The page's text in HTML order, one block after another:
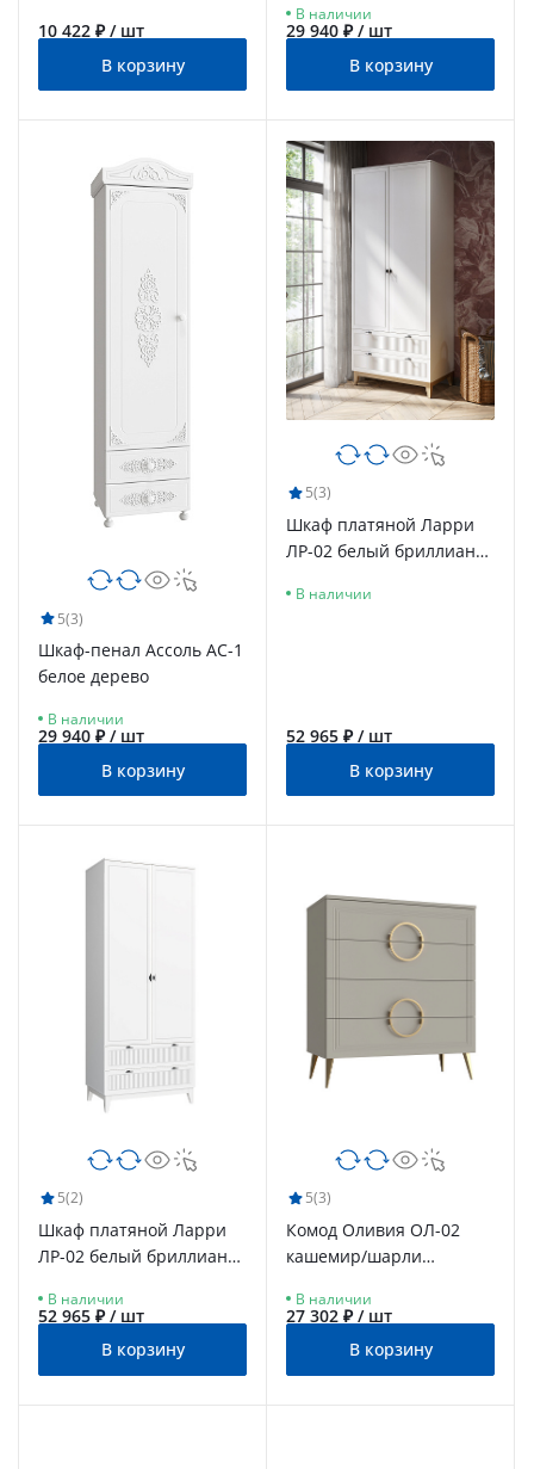
10 422 ₽ / шт
В корзину
В наличии
29 940 ₽ / шт
В корзину
5(3)
Шкаф-пенал Ассоль АС-1
белое дерево
В наличии
29 940 ₽ / шт
В корзину
5(3)
Шкаф платяной Ларри
ЛР-02 белый бриллиант/
В наличии
52 965 ₽ / шт
В корзину
5(2)
Шкаф платяной Ларри
ЛР-02 белый бриллиант/
В наличии
52 965 ₽ / шт
В корзину
5(3)
Комод Оливия ОЛ-02
кашемир/шарли
В наличии
27 302 ₽ / шт
В корзину